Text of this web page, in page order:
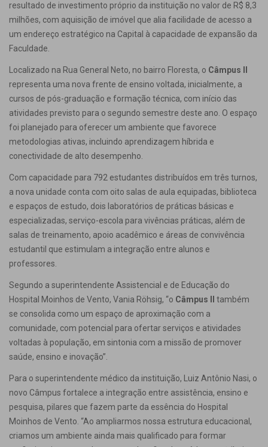
resultado de investimento próprio da instituição no valor de R$ 8,3
milhões, com aquisição de imóvel que alia facilidade de acesso a
um endereço estratégico na Capital à capacidade de expansão da
Faculdade.
Localizado na Rua General Neto, no bairro Floresta, o Câmpus II
representa uma nova frente de ensino voltada, inicialmente, a
cursos de pós-graduação e formação técnica, com início das
atividades previsto para o segundo semestre deste ano. O espaço
foi planejado para oferecer um ambiente que favorece
metodologias ativas, incluindo aprendizagem híbrida e
conectividade de alto desempenho.
Com capacidade para 792 estudantes distribuídos em três turnos,
a nova unidade conta com oito salas de aula equipadas, biblioteca
e espaços de estudo, dois laboratórios de práticas básicas e
especializadas, serviço-escola para vivências práticas, além de
salas de treinamento, apoio acadêmico e áreas de convivência
estudantil que estimulam a integração entre alunos e
professores.
Segundo a superintendente Assistencial e de Educação do
Hospital Moinhos de Vento, Vania Röhsig, “o Câmpus II
também
se consolida como um espaço de aproximação com a
comunidade, com potencial para ofertar serviços e atividades
voltadas à população, em sintonia com a missão de promover
saúde, ensino e inovação”.
Para o superintendente médico da instituição, Luiz Antônio Nasi, o
novo Câmpus fortalece a integração entre assistência, ensino e
pesquisa, pilares que fazem parte da essência do Hospital
Moinhos de Vento. “Ao ampliarmos nossa estrutura educacional,
criamos um ambiente ainda mais qualificado para formar